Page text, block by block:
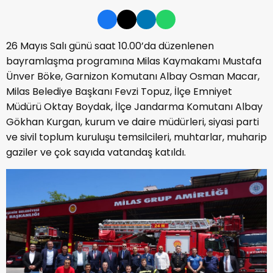
26 Mayıs Salı günü saat 10.00’da düzenlenen
bayramlaşma programına Milas Kaymakamı Mustafa
Ünver Böke, Garnizon Komutanı Albay Osman Macar,
Milas Belediye Başkanı Fevzi Topuz, İlçe Emniyet
Müdürü Oktay Boydak, İlçe Jandarma Komutanı Albay
Gökhan Kurgan, kurum ve daire müdürleri, siyasi parti
ve sivil toplum kuruluşu temsilcileri, muhtarlar, muharip
gaziler ve çok sayıda vatandaş katıldı.